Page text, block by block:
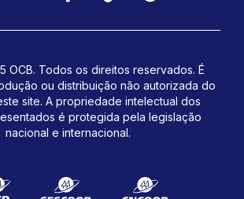
OCB. Todos os direitos reservados. É
ou distribuição não autorizada do
site. A propriedade intelectual dos
é protegida pela legislação
nacional e internacional.